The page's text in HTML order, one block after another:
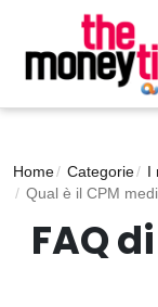
Home Categorie
I
Qual è il CPM
FAQ